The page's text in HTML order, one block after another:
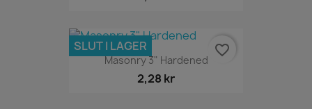
Masonry 3" Hardened
2,28 kr
SLUT I LAGER favorite_border